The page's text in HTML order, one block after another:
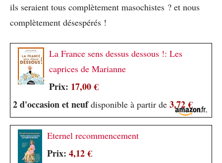
ils seraient tous complètement masochistes ? et nous
complètement désespérés !
La France sens dessus dessous !: Les
caprices de Marianne
Prix: 17,00 €
2 d'occasion et neufdisponible à partir de 3,72 €
Eternel recommencement
Prix: 4,12 €